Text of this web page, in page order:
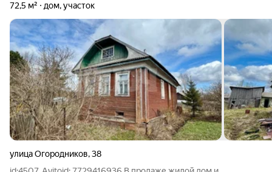
72,5 м² дом, участок
улица Огородников,38